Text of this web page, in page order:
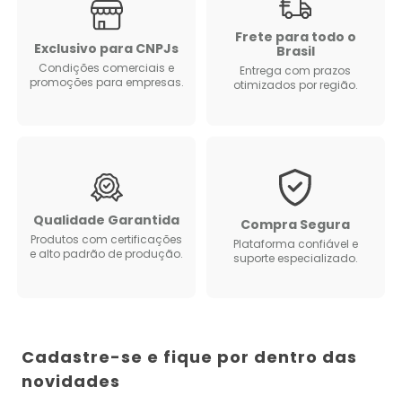
Exclusivo para CNPJs
Condições comerciais e
promoções para empresas.
Frete para todo o
Brasil
Entrega com prazos
otimizados por região.
Qualidade Garantida
Produtos com certificações
e alto padrão de produção.
Compra Segura
Plataforma confiável e
suporte especializado.
Cadastre-se e fique por dentro das
novidades